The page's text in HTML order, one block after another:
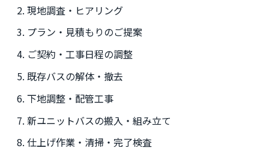
現地調査・ヒアリング
プラン・見積もりのご提案
ご契約・工事日程の調整
既存バスの解体・撤去
下地調整・配管工事
新ユニットバスの搬入・組み立て
仕上げ作業・清掃・完了検査